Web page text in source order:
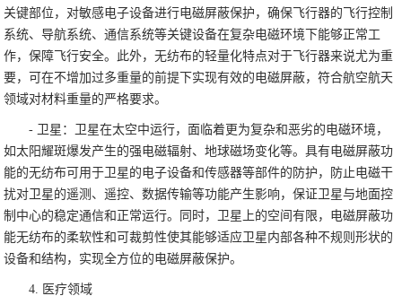
关键部位，对敏感电子设备进行电磁屏蔽保护，确保飞行器的飞行控制
系统、导航系统、通信系统等关键设备在复杂电磁环境下能够正常工
作，保障飞行安全。此外，无纺布的轻量化特点对于飞行器来说尤为重
要，可在不增加过多重量的前提下实现有效的电磁屏蔽，符合航空航天
领域对材料重量的严格要求。
- 卫星：卫星在太空中运行，面临着更为复杂和恶劣的电磁环境，
如太阳耀斑爆发产生的强电磁辐射、地球磁场变化等。具有电磁屏蔽功
能的无纺布可用于卫星的电子设备和传感器等部件的防护，防止电磁干
扰对卫星的遥测、遥控、数据传输等功能产生影响，保证卫星与地面控
制中心的稳定通信和正常运行。同时，卫星上的空间有限，电磁屏蔽功
能无纺布的柔软性和可裁剪性使其能够适应卫星内部各种不规则形状的
设备和结构，实现全方位的电磁屏蔽保护。
4. 医疗领域